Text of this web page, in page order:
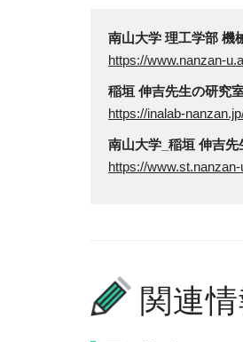
南山大学 理工学部 機
https://www.nanzan-
稲垣 伸吉先生の研究
https://inalab-
南山大学_稲垣 伸吉先
https://
関連